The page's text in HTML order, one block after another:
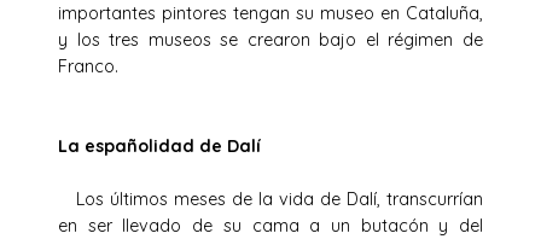
importantes pintores tengan su museo en Cataluña,
y los tres museos se crearon bajo el régimen de
Franco.
La españolidad de Dalí
Los últimos meses de la vida de Dalí, transcurrían
en ser llevado de su cama a un butacón y del